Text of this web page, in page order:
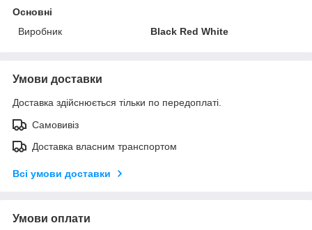
Основні
Виробник
Black Red White
Умови доставки
Доставка здійснюється тільки по передоплаті.
Самовивіз
Доставка власним транспортом
Всі умови доставки
Умови оплати